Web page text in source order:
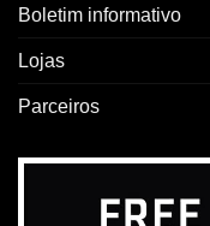
Boletim informativo
Lojas
Parceiros